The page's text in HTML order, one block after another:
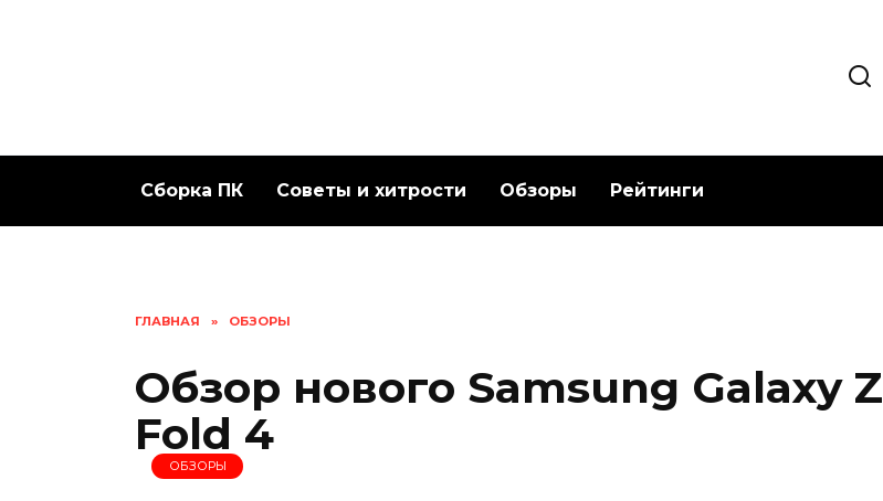
Сборка ПК Советы и хитрости Обзоры Рейтинги
ГЛАВНАЯ » ОБЗОРЫ
Обзор нового Samsung Galaxy Z
Fold 4
ОБЗОРЫ